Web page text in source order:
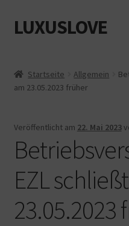
Zur
Navigation
Zum
Inhalt
LUXUSLOVE
Cookie-Richtlinie (EU)
Datenschutz
Impressum
Kasse
Mein Konto
Startseite Allgemein
am 23.05.2023 früher
Veröffentlicht am 22. Mai 2023
EZL
23.05.2023